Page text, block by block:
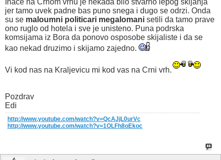
Inace na Crnom vrhu je nekada bilo stvarno lepog skijanja
jer tamo uvek padne bas puno snega i dugo se odrzi. Onda
su se maloumni politicari megalomani setili da tamo prave
ono ruglo od hotela i sve je unisteno. Puna podrska
komsijama iz Bora da ponovo osposobe skijaliste i da se
kao nekad druzimo i skijamo zajedno.
Vi kod nas na Kraljevicu mi kod vas na Crni vrh.
Pozdrav
Edi
http://www.youtube.com/watch?v=QcAJjL0urVc
http://www.youtube.com/watch?v=1OLFh8oEkoc